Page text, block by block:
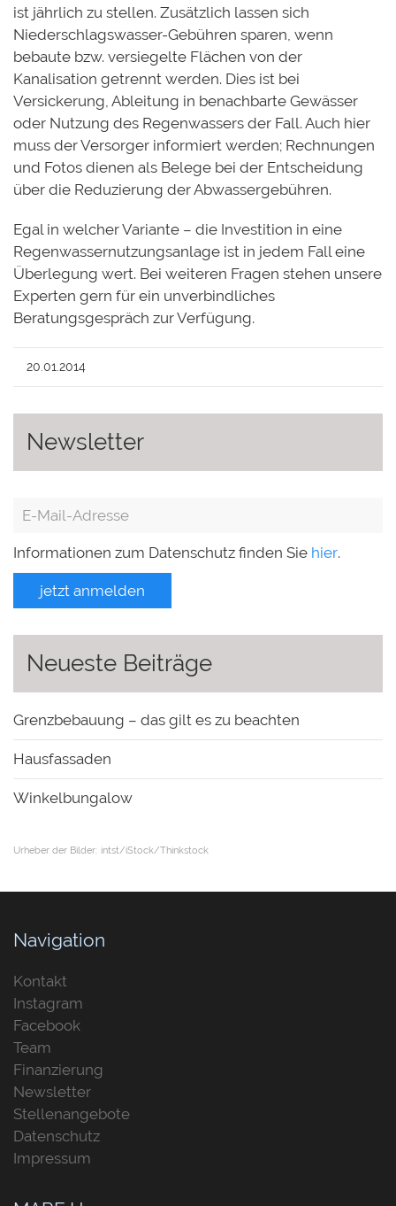
ist jährlich zu stellen. Zusätzlich lassen sich
Niederschlagswasser-Gebühren sparen, wenn
bebaute bzw. versiegelte Flächen von der
Kanalisation getrennt werden. Dies ist bei
Versickerung, Ableitung in benachbarte Gewässer
oder Nutzung des Regenwassers der Fall. Auch hier
muss der Versorger informiert werden; Rechnungen
und Fotos dienen als Belege bei der Entscheidung
über die Reduzierung der Abwassergebühren.
Egal in welcher Variante – die Investition in eine
Regenwassernutzungsanlage ist in jedem Fall eine
Überlegung wert. Bei weiteren Fragen stehen unsere
Experten gern für ein unverbindliches
Beratungsgespräch zur Verfügung.
20.01.2014
Newsletter
Informationen zum Datenschutz finden Sie hier.
jetzt anmelden
Neueste Beiträge
Grenzbebauung – das gilt es zu beachten
Hausfassaden
Winkelbungalow
Urheber der Bilder: intst/iStock/Thinkstock
Navigation
Kontakt
Instagram
Facebook
Team
Finanzierung
Newsletter
Stellenangebote
Datenschutz
Impressum